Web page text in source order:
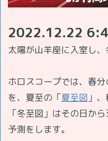
2022.12.22
太陽が山羊座に入室し、
ホロスコープでは、春分
を、夏至の「夏至図 」
「冬至図」はその日か
予測をします。